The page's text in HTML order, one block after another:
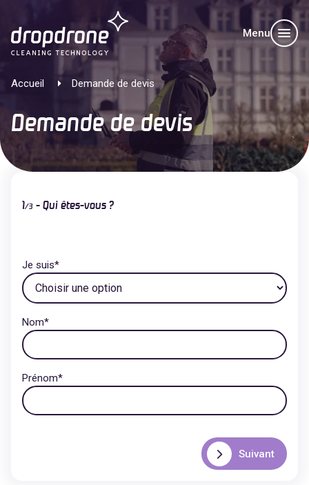
Menu
Demande de devis
Accueil Demande de devis
1/3 - Qui êtes-vous ?
Je suis*
Nom*
Prénom*
Suivant